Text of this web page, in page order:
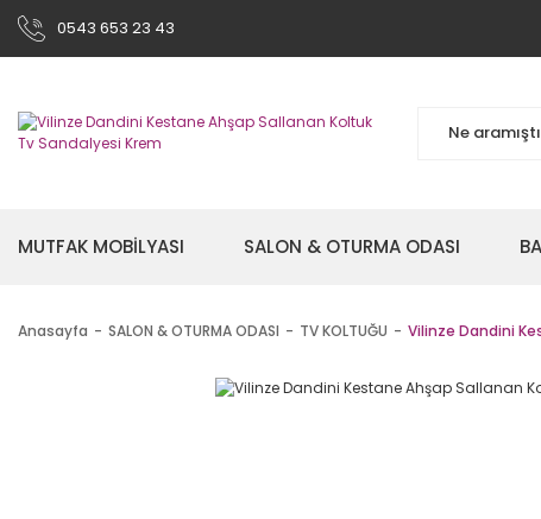
0543 653 23 43
MUTFAK MOBİLYASI SALON & OTURMA ODASI
Anasayfa SALON & OTURMA ODASI TV KOLTUĞU Vilinze Dandini